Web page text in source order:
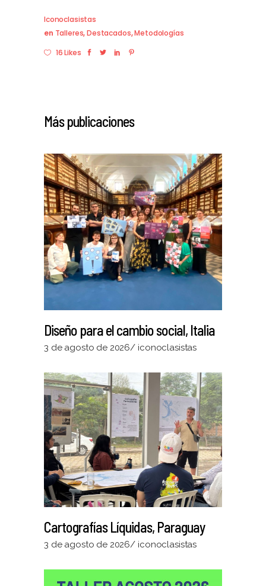
Iconoclasistas
en Talleres,Destacados,Metodologías
16 Likes
Más publicaciones
Diseño para el cambio social, Italia
3 de agosto de 2026 iconoclasistas
Cartografías Líquidas, Paraguay
3 de agosto de 2026 iconoclasistas